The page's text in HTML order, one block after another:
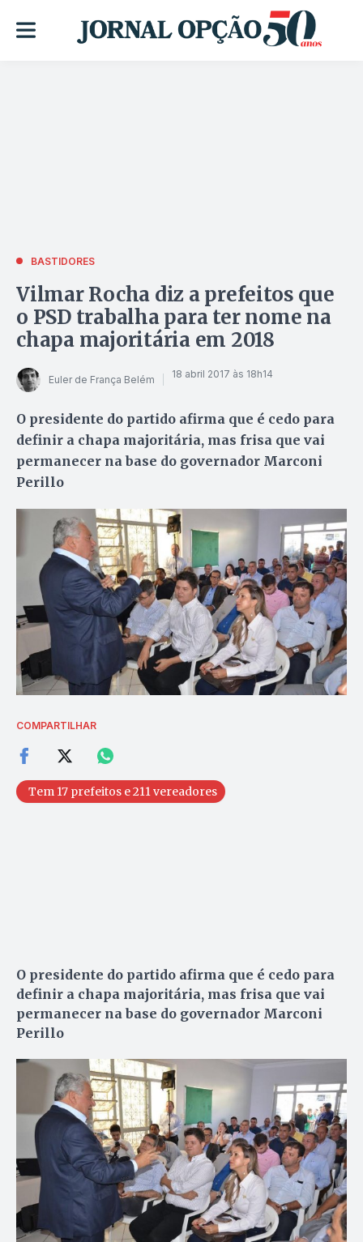
BASTIDORES
Vilmar Rocha diz a prefeitos que
o PSD trabalha para ter nome na
chapa majoritária em 2018
Euler de França Belém 18 abril 2017 às 18h14
O presidente do partido afirma que é cedo para
definir a chapa majoritária, mas frisa que vai
permanecer na base do governador Marconi
Perillo
COMPARTILHAR
Tem 17 prefeitos e 211 vereadores
O presidente do partido afirma que é cedo para
definir a chapa majoritária, mas frisa que vai
permanecer na base do governador Marconi
Perillo